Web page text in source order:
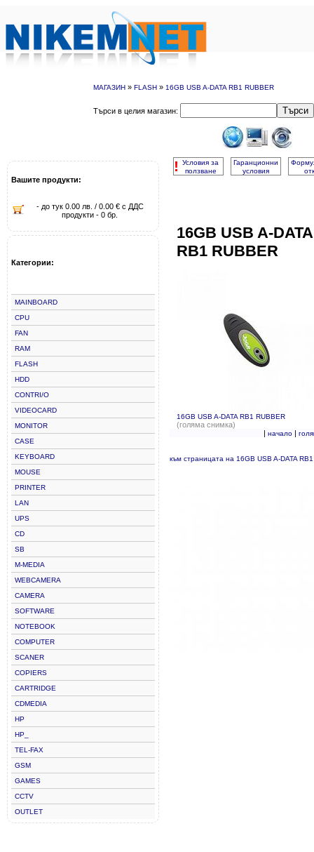
МАГАЗИН » FLASH » 16GB USB A-DATA RB1 RUBBER
Търси в целия магазин: Търси
Вашите продукти:
- до тук 0.00 лв. / 0.00 € с ДДС
продукти - 0 бр.
Категории:
MAINBOARD
CPU
FAN
RAM
FLASH
HDD
CONTRI/O
VIDEOCARD
MONITOR
CASE
KEYBOARD
MOUSE
PRINTER
LAN
UPS
CD
SB
M-MEDIA
WEBCAMERA
CAMERA
SOFTWARE
NOTEBOOK
COMPUTER
SCANER
COPIERS
CARTRIDGE
CDMEDIA
HP
HP_
TEL-FAX
GSM
GAMES
CCTV
OUTLET
!
Условия за
ползване
Гаранционни
условия
16GB USB A-DATA
RB1 RUBBER
16GB USB A-DATA RB1 RUBBER
(голяма снимка)
|начало |
към страницата на 16GB USB A-DATA